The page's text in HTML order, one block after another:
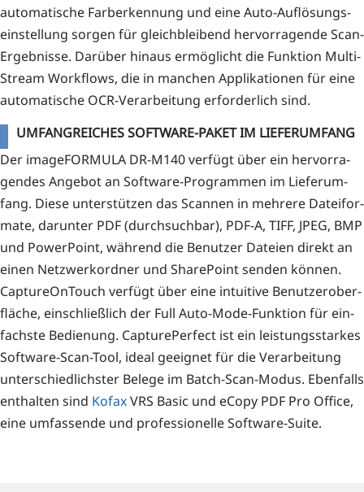
auto­ma­ti­sche Farb­er­ken­nung und eine Auto-Auf­lö­sungs­
ein­stel­lung sor­gen für gleich­blei­bend her­vor­ra­gen­de Scan-
Ergeb­nis­se. Dar­über hin­aus ermög­licht die Funk­ti­on Mul­ti­
Stream Work­flows, die in man­chen Appli­ka­tio­nen für eine
auto­ma­ti­sche OCR-Ver­ar­bei­tung erfor­der­lich sind.
UMFANGREICHES SOFTWARE-PAKET IM LIEFERUMFANG
Der image­FOR­MU­LA DR-M140 ver­fügt über ein her­vor­ra­
gen­des Ange­bot an Soft­ware-Pro­gram­men im Lie­fer­um­
fang. Die­se unter­stüt­zen das Scan­nen in meh­re­re Datei­for­
ma­te, dar­un­ter PDF (durch­such­bar), PDF‑A, TIFF, JPEG, BMP
und Power­Point, wäh­rend die Benut­zer Datei­en direkt an
einen Netz­werk­ord­ner und Share­Point sen­den kön­nen.
Cap­tu­re­On­Touch ver­fügt über eine intui­ti­ve Benut­zer­ober­
flä­che, ein­schließ­lich der Full Auto-Mode-Funk­ti­on für ein­
fachs­te Bedie­nung. Cap­ture­Per­fect ist ein leis­tungs­star­kes
Soft­ware-Scan-Tool, ide­al geeig­net für die Ver­ar­bei­tung
unter­schied­lichs­ter Bele­ge im Batch-Scan-Modus. Eben­falls
ent­hal­ten sind KofaxVRS Basic und eCo­py PDF Pro Office,
eine umfas­sen­de und pro­fes­sio­nel­le Software-Suite.